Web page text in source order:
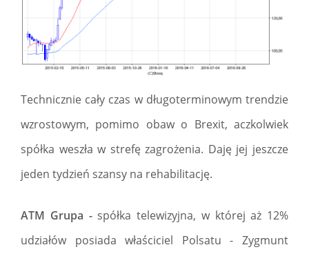
Technicznie cały czas w długoterminowym trendzie
wzrostowym, pomimo obaw o Brexit, aczkolwiek
spółka weszła w strefę zagrożenia. Daję jej jeszcze
jeden tydzień szansy na rehabilitację.
ATM Grupa - spółka telewizyjna, w której aż 12%
udziałów posiada właściciel Polsatu - Zygmunt